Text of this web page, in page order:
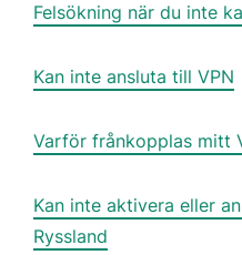
Felsökning när du inte
Kan inte ansluta till VPN
Varför frånkopplas mitt
Kan inte aktivera eller
Ryssland